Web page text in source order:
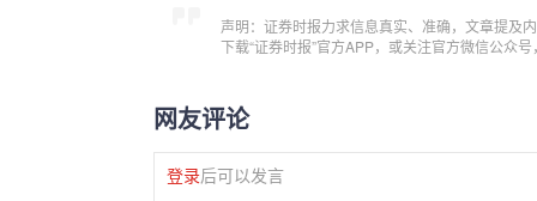
声明：证券时报力求信息真实、准确，文章提及
下载“证券时报”官方APP，或关注官方微信公众
网友评论
登录后可以发言